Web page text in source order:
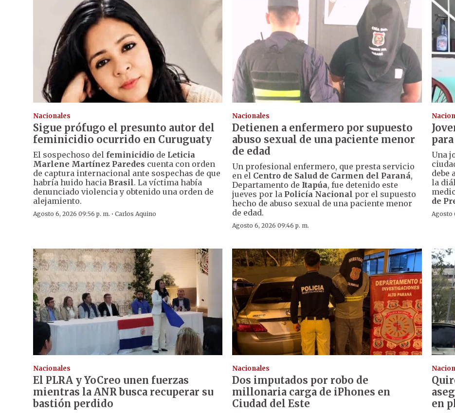
Nacionales
Sigue prófugo el presunto autor del
feminicidio ocurrido en Curuguaty
El sospechoso del feminicidio de Leticia
Marlene Martínez Paredes cuenta con orden
de captura internacional ante sospechas de que
habría huido hacia Brasil. La víctima había
denunciado violencia y obtenido una orden de
alejamiento.
Agosto 6, 2026 09:56 p. m. · Carlos Aquino
Nacionales
Detienen a enfermero por supuesto
abuso sexual de una paciente menor
de edad
Un profesional enfermero, que presta servicio
en el Centro de Salud de Carmen del Paraná,
Departamento de Itapúa, fue detenido este
jueves por la Policía Nacional por el supuesto
hecho de abuso sexual de una paciente menor
de edad.
Agosto 6, 2026 09:46 p. m.
Una
debe
la
de
Agosto
Nacionales
El PLRA y YoCreo unen fuerzas
mientras la ANR busca recuperar su
bastión perdido
Nacionales
Dos imputados por robo de
millonaria carga de iPhones en
Ciudad del Este
en